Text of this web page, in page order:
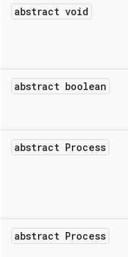
abstract void
abstract boolean
abstract Process
abstract Process